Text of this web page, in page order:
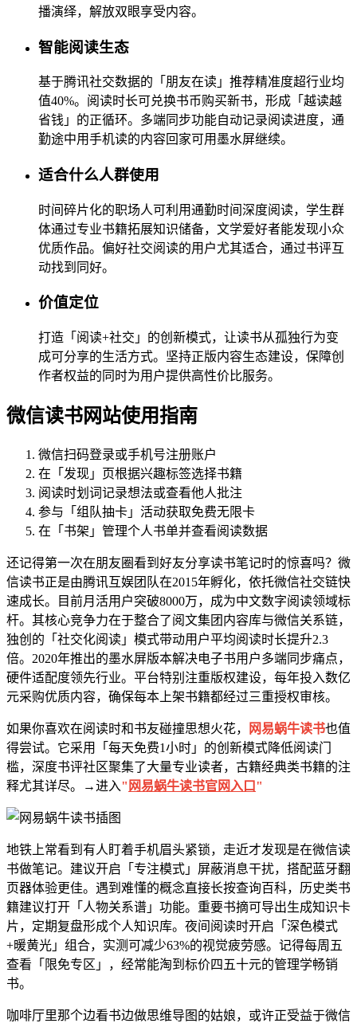
播演绎，解放双眼享受内容。
智能阅读生态
基于腾讯社交数据的「朋友在读」推荐精准度超行业均
值40%。阅读时长可兑换书币购买新书，形成「越读越
省钱」的正循环。多端同步功能自动记录阅读进度，通
勤途中用手机读的内容回家可用墨水屏继续。
适合什么人群使用
时间碎片化的职场人可利用通勤时间深度阅读，学生群
体通过专业书籍拓展知识储备，文学爱好者能发现小众
优质作品。偏好社交阅读的用户尤其适合，通过书评互
动找到同好。
价值定位
打造「阅读+社交」的创新模式，让读书从孤独行为变
成可分享的生活方式。坚持正版内容生态建设，保障创
作者权益的同时为用户提供高性价比服务。
微信读书网站使用指南
微信扫码登录或手机号注册账户
在「发现」页根据兴趣标签选择书籍
阅读时划词记录想法或查看他人批注
参与「组队抽卡」活动获取免费无限卡
在「书架」管理个人书单并查看阅读数据
还记得第一次在朋友圈看到好友分享读书笔记时的惊喜吗？微
信读书正是由腾讯互娱团队在2015年孵化，依托微信社交链快
速成长。目前月活用户突破8000万，成为中文数字阅读领域标
杆。其核心竞争力在于整合了阅文集团内容库与微信关系链，
独创的「社交化阅读」模式带动用户平均阅读时长提升2.3
倍。2020年推出的墨水屏版本解决电子书用户多端同步痛点，
硬件适配度领先行业。平台特别注重版权建设，每年投入数亿
元采购优质内容，确保每本上架书籍都经过三重授权审核。
如果你喜欢在阅读时和书友碰撞思想火花， 网易蜗牛读书也值
得尝试。它采用「每天免费1小时」的创新模式降低阅读门
槛，深度书评社区聚集了大量专业读者，古籍经典类书籍的注
释尤其详尽。→进入" 网易蜗牛读书官网入口 "
地铁上常看到有人盯着手机眉头紧锁，走近才发现是在微信读
书做笔记。建议开启「专注模式」屏蔽消息干扰，搭配蓝牙翻
页器体验更佳。遇到难懂的概念直接长按查询百科，历史类书
籍建议打开「人物关系谱」功能。重要书摘可导出生成知识卡
片，定期复盘形成个人知识库。夜间阅读时开启「深色模式
+暖黄光」组合，实测可减少63%的视觉疲劳感。记得每周五
查看「限免专区」，经常能淘到标价四五十元的管理学畅销
书。
咖啡厅里那个边看书边做思维导图的姑娘，或许正受益于微信